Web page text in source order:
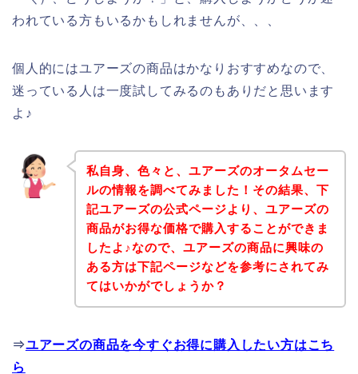
われている方もいるかもしれませんが、、、
個人的にはユアーズの商品はかなりおすすめなので、
迷っている人は一度試してみるのもありだと思います
よ♪
私自身、色々と、ユアーズのオータムセー
ルの情報を調べてみました！その結果、下
記ユアーズの公式ページより、ユアーズの
商品がお得な価格で購入することができま
したよ♪なので、ユアーズの商品に興味の
ある方は下記ページなどを参考にされてみ
てはいかがでしょうか？
⇒ユアーズの商品を今すぐお得に購入したい方はこち
ら